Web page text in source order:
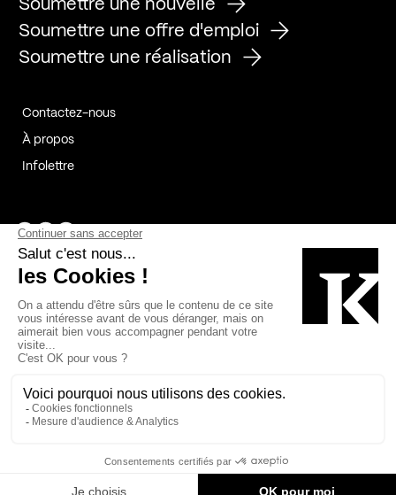
Soumettre une nouvelle
Soumettre une offre d'emploi
Soumettre une réalisation
Contactez-nous
À propos
Infolettre
Page Facebook de Kollectif
Page Instagram de Kollectif
Page Linkedin de Kollectif
Bâtiment-Durable-Québec-1
Esquisses-1IRAC-1
MP-1 v2com-1
Cookies